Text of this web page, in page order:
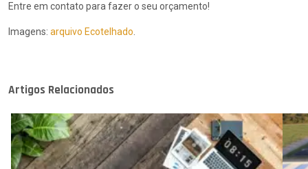
Entre em contato para fazer o seu orçamento!
Imagens: arquivo Ecotelhado.
Artigos Relacionados